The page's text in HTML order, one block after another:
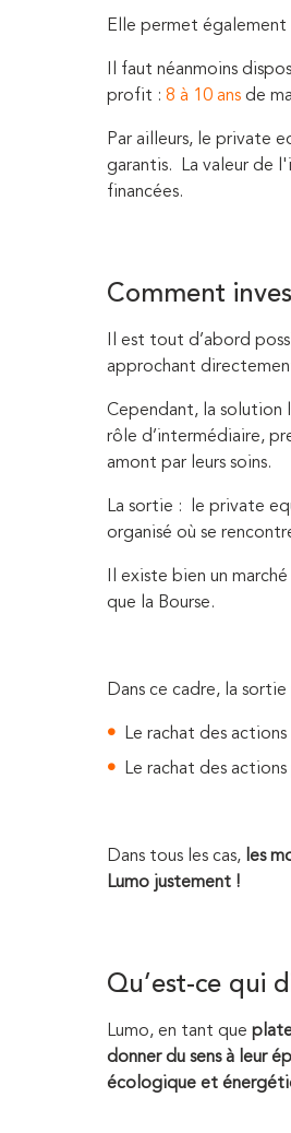
Elle permet également
Il faut néanmoins
profit : 8 à 10 ans de
Par ailleurs, le private
garantis. La valeur de
financées.
Comment
Il est tout d’abord
approchant
Cependant, la solution
rôle d’intermédiaire,
amont par leurs soins.
La sortie : le private
organisé où se
Il existe bien un
que la Bourse.
Dans ce cadre, la
Le rachat des
Le rachat des
Dans tous les cas, les
Lumo justement !
Qu’est-ce qui
Lumo, en tant que
donner du sens à leur
écologique et